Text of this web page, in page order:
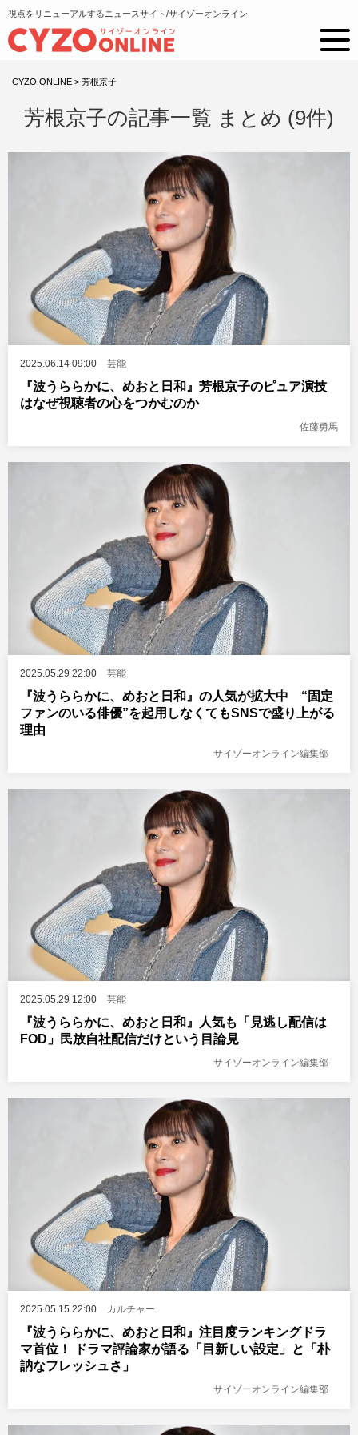
視点をリニューアルするニュースサイト/サイゾーオンライン
CYZO ONLINE > 芳根京子
芳根京子の記事一覧 まとめ (9件)
2025.06.14 09:00 芸能
『波うららかに、めおと日和』芳根京子のピュア演技
はなぜ視聴者の心をつかむのか
佐藤勇馬
2025.05.29 22:00 芸能
『波うららかに、めおと日和』の人気が拡大中 “固定
ファンのいる俳優”を起用しなくてもSNSで盛り上がる
理由
サイゾーオンライン編集部
2025.05.29 12:00 芸能
『波うららかに、めおと日和』人気も「見逃し配信は
FOD」民放自社配信だけという目論見
サイゾーオンライン編集部
2025.05.15 22:00 カルチャー
『波うららかに、めおと日和』注目度ランキングドラ
マ首位！ ドラマ評論家が語る「目新しい設定」と「朴
訥なフレッシュさ」
サイゾーオンライン編集部